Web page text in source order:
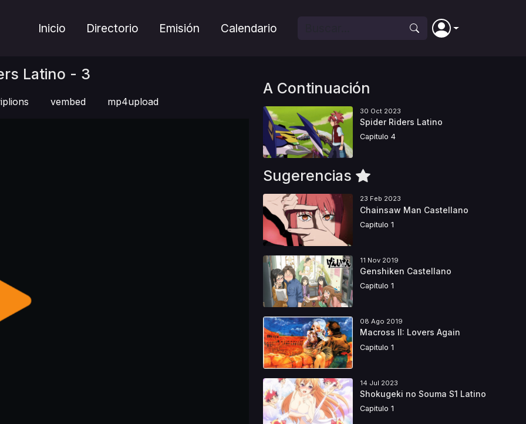
Inicio Directorio Emisión Calendario
Latino - 3
vembed mp4upload
A Continuación
30 Oct 2023
Spider Riders Latino
Capitulo 4
Sugerencias
23 Feb 2023
Chainsaw Man Castellano
Capitulo 1
11 Nov 2019
Genshiken Castellano
Capitulo 1
08 Ago 2019
Macross II: Lovers Again
Capitulo 1
14 Jul 2023
Shokugeki no Souma S1 Latino
Capitulo 1